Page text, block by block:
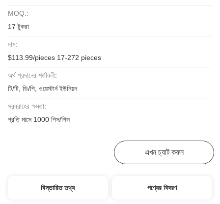
MOQ.:
17 টুকরা
দাম:
$113.99/pieces 17-272 pieces
অর্থ প্রদানের শর্তাবলী:
টি/টি, ডি/পি, ওয়েস্টার্ন ইউনিয়ন
সরবরাহের ক্ষমতা:
প্রতি মাসে 1000 পিস/পিস
এখন চ্যাট করুন
বিস্তারিত তথ্য পণ্যের বিবরণ